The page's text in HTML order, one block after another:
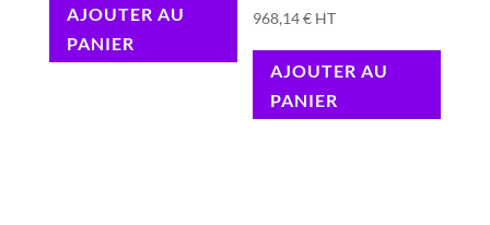
AJOUTER AU
PANIER
968,14€ HT
AJOUTER AU
PANIER